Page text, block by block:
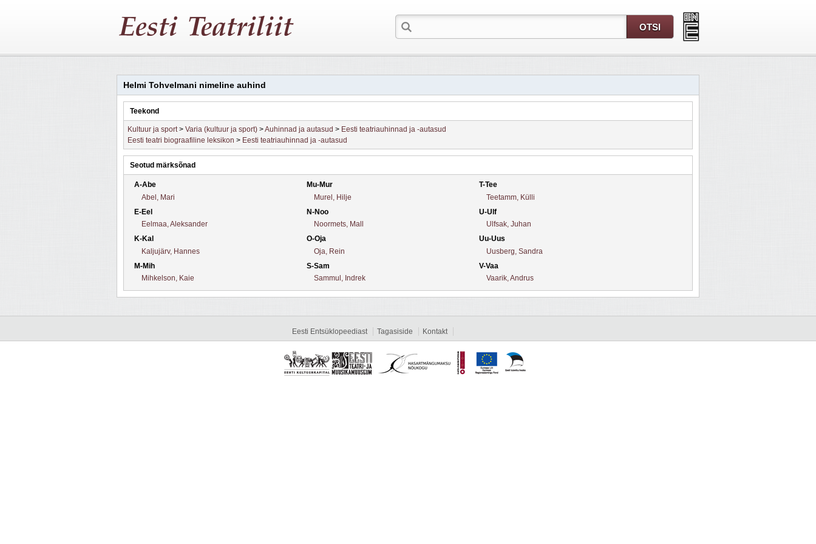
Helmi Tohvelmani nimeline auhind
Teekond
Kultuur ja sport> Varia (kultuur ja sport) >Auhinnad ja autasud > Eesti teatriauhinnad ja -autasud
Eesti teatri biograafiline leksikon > Eesti teatriauhinnad ja -autasud
Seotud märksõnad
A-Abe
Abel, Mari
E-Eel
Eelmaa, Aleksander
K-Kal
Kaljujärv, Hannes
M-Mih
Mihkelson, Kaie
Mu-Mur
Murel, Hilje
N-Noo
Noormets, Mall
O-Oja
Oja, Rein
S-Sam
Sammul, Indrek
T-Tee
Teetamm, Külli
U-Ulf
Ulfsak, Juhan
Uu-Uus
Uusberg, Sandra
V-Vaa
Vaarik, Andrus
Eesti Entsüklopeediast Tagasiside Kontakt